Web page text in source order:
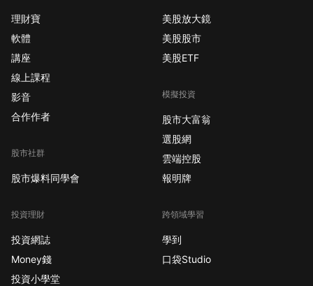
理財寶
軟體
講座
線上課程
影音
合作作者
股市社群
股市爆料同學會
投資理財
投資網誌
Money錢
投資小學堂
美股放大鏡
美股股市
美股ETF
模擬投資
股市大富翁
選股網
雲端控股
報明牌
跨領域學習
學到
口袋Studio